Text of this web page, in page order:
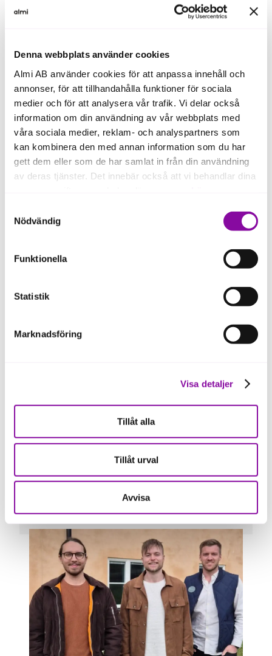
Denna webbplats använder cookies
Almi AB använder cookies för att anpassa innehåll och
annonser, för att tillhandahålla funktioner för sociala
medier och för att analysera vår trafik. Vi delar också
information om din användning av vår webbplats med
våra sociala medier, reklam- och analyspartners som
kan kombinera den med annan information som du har
gett dem eller som de har samlat in från din användning
av deras tjänster. Det innebär också att vi behandlar dina
Om du klickar på avvisa kommer användning av kakor
eller delning av information enligt ovan, inte att ske,
förutom för kakor som är nödvändiga för att hemsidan
ska fungera se mer under inställningar.
Nödvändig
Funktionella
Statistik
Marknadsföring
Visa detaljer
Tillåt alla
Tillåt urval
Avvisa
Sonicflora
Att växter ger ifrån sig ultraljud är i sig
minska resursslöseri, stärka skördarna
odlingen. Vi ser fram emot att stötta
bolaget på resan mot en mer
datadriven och hållbar jordbrukssektor."
Pär Carlshamre, Investment Manager